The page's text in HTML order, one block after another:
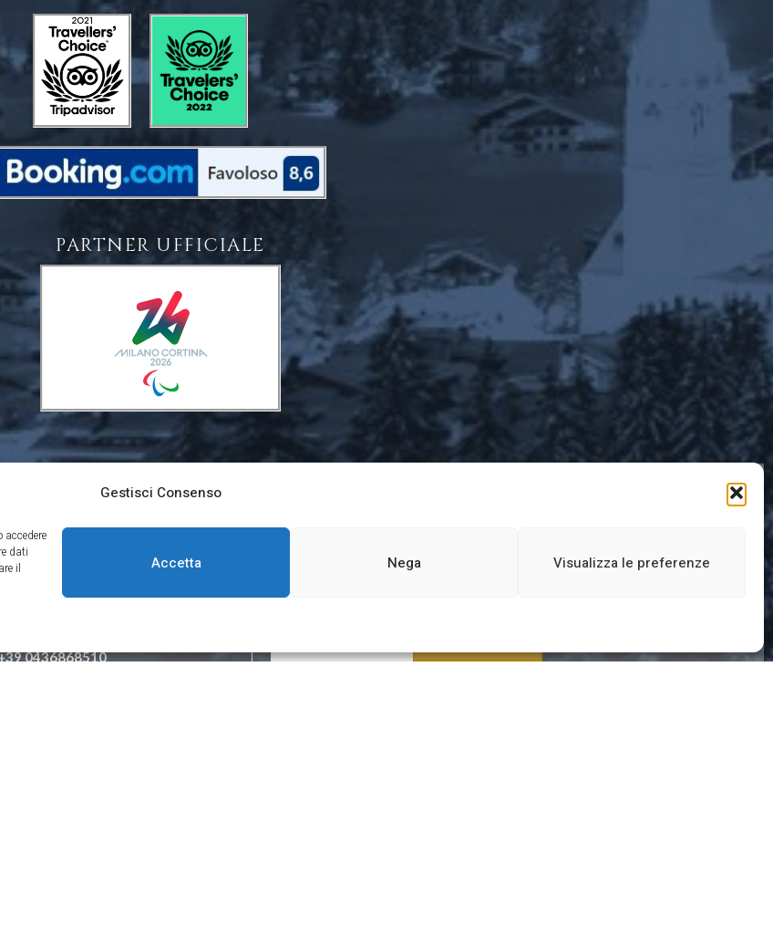
Gestisci Consenso
dati
il
Accetta Nega Visualizza le preferenze
PARTNER UFFICIALE
0436868510
Newsletter